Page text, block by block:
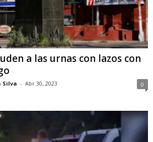
a las urnas con lazos con
Silva - Abr 30, 2023 0